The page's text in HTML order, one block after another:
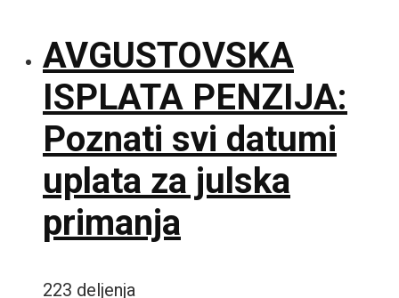
AVGUSTOVSKA
ISPLATA PENZIJA:
Poznati svi datumi
uplata za julska
primanja
223 deljenja